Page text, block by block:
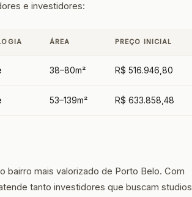
e investidores:
ÁREA PREÇO INICIAL
38–80m² R$ 516.946,80
53–139m² R$ 633.858,48
bairro mais valorizado de Porto Belo. Com
tanto investidores que buscam studios